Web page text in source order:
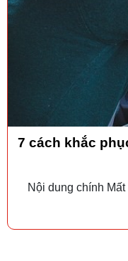
7 cách khắc
Nội dung chính